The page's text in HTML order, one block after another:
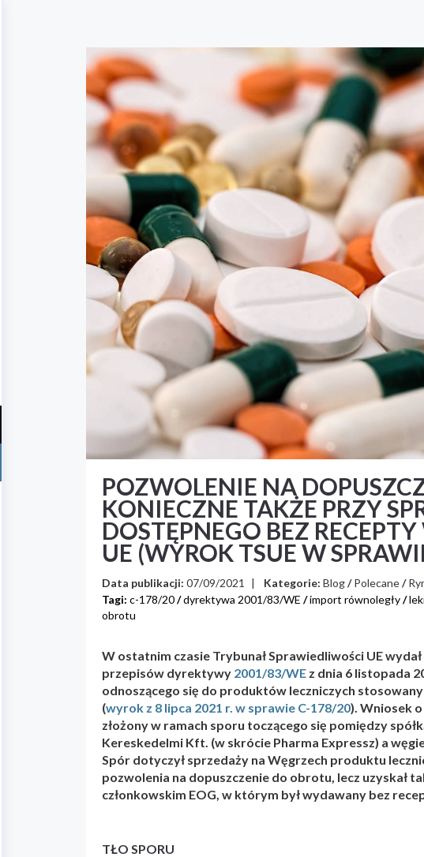
POZWOLENIE NA
KONIECZNE TAKŻE PRZY
DOSTĘPNEGO BEZ
UE (WYROK TSUE W
Data publikacji:07/09/2021 | Kategorie:Blog/Polecane/
Tagi:c-178/20/dyrektywa 2001/83/WE /import równoległy/
obrotu
W ostatnim czasie Trybunał Sprawiedliwości UE
przepisów dyrektywy 2001/83/WE z dnia 6 listopada
odnoszącego się do produktów leczniczych
(wyrok z 8 lipca 2021 r. w sprawie C-178/20). Wniosek
złożony w ramach sporu toczącego się pomiędzy
Kereskedelmi Kft. (w skrócie Pharma Expressz) a
Spór dotyczył sprzedaży na Węgrzech produktu
pozwolenia na dopuszczenie do obrotu, lecz uzyskał
członkowskim EOG, w którym był wydawany bez
TŁO SPORU